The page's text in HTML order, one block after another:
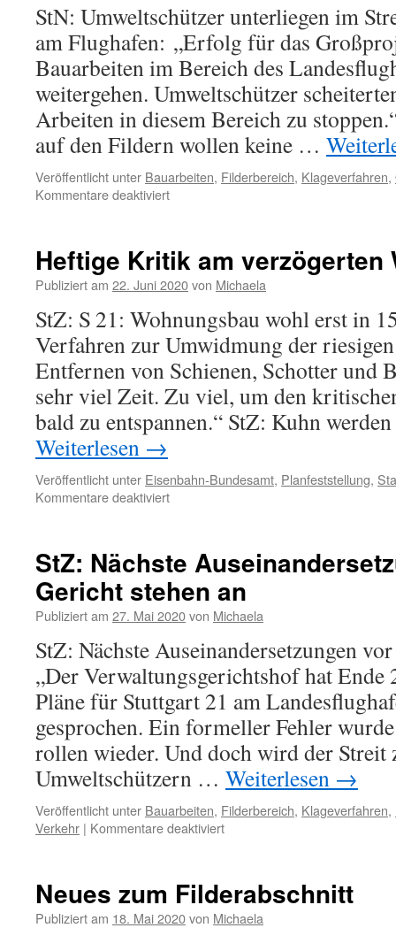
StN: Umweltschützer unterliegen im
am Flughafen: „Erfolg für das
Bauarbeiten im Bereich des
weitergehen. Umweltschützer
Arbeiten in diesem Bereich zu
auf den Fildern wollen keine …
Veröffentlicht unter Bauarbeiten, Filderbereich, Klageverfahren,
Kommentare deaktiviert
Heftige Kritik am verzögerten
Publiziert am 22. Juni 2020von Michaela
StZ: S 21: Wohnungsbau wohl erst in
Verfahren zur Umwidmung der
Entfernen von Schienen, Schotter und
sehr viel Zeit. Zu viel, um den
bald zu entspannen.“ StZ: Kuhn
Weiterlesen →
Veröffentlicht unter Eisenbahn-Bundesamt, Planfeststellung,
Kommentare deaktiviert
StZ: Nächste
Gericht stehen an
Publiziert am 27. Mai 2020von Michaela
StZ: Nächste Auseinandersetzungen
„Der Verwaltungsgerichtshof hat Ende
Pläne für Stuttgart 21 am
gesprochen. Ein formeller Fehler
rollen wieder. Und doch wird der Streit
Umweltschützern … Weiterlesen →
Veröffentlicht unter Bauarbeiten, Filderbereich, Klageverfahren,
Verkehr | Kommentare deaktiviert
Neues zum Filderabschnitt
Publiziert am 18. Mai 2020von Michaela